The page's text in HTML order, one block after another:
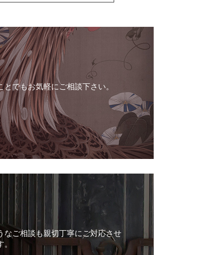
でもお気軽にご相談下さい。
なご相談も親切丁寧にご対応させ